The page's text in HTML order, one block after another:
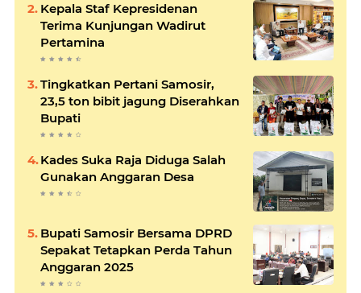
Kepala Staf Kepresidenan
Terima Kunjungan Wadirut
Pertamina
Tingkatkan Pertani Samosir,
23,5 ton bibit jagung Diserahkan
Bupati
Kades Suka Raja Diduga Salah
Gunakan Anggaran Desa
Bupati Samosir Bersama DPRD
Sepakat Tetapkan Perda Tahun
Anggaran 2025